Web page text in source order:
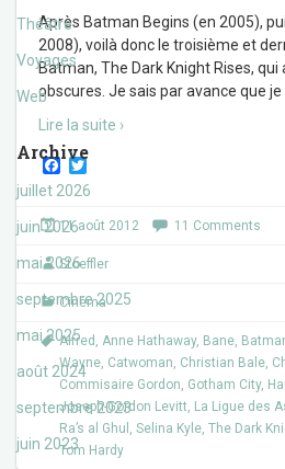
Théâtre
Voyages
Web
Archive
juillet 2026
juin 2026
mai 2026
septembre 2025
mai 2025
août 2024
septembre 2023
juin 2023
Après Batman Begins (en 2005),
2008), voilà donc le troisième et
Batman, The Dark Knight Rises, qui
obscures. Je sais par avance que je
Lire la suite ›
F
a
c
e
b
o
o
T
w
i
t
r
11 août 2012 11 Comments
Stoeffler
Cinéma
Alfred , Anne Hathaway, Bane,
Wayne, Catwoman, Christian Bale,
Commisaire Gordon, Gotham City,
Joseph-Gordon Levitt, La Ligue des
Ra’s al Ghul , Selina Kyle, The Dark
Tom Hardy